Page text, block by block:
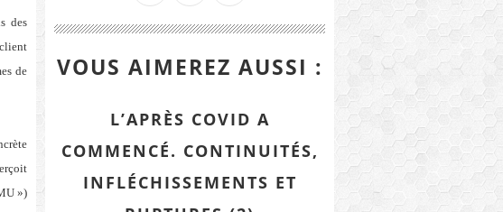
des
de
»)
VOUS AIMEREZ AUSSI :
L’APRÈS COVID A
COMMENCÉ. CONTINUITÉS,
INFLÉCHISSEMENTS ET